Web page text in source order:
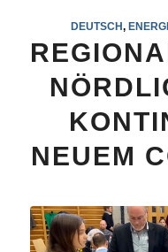
DEUTSCH,
NEUEM